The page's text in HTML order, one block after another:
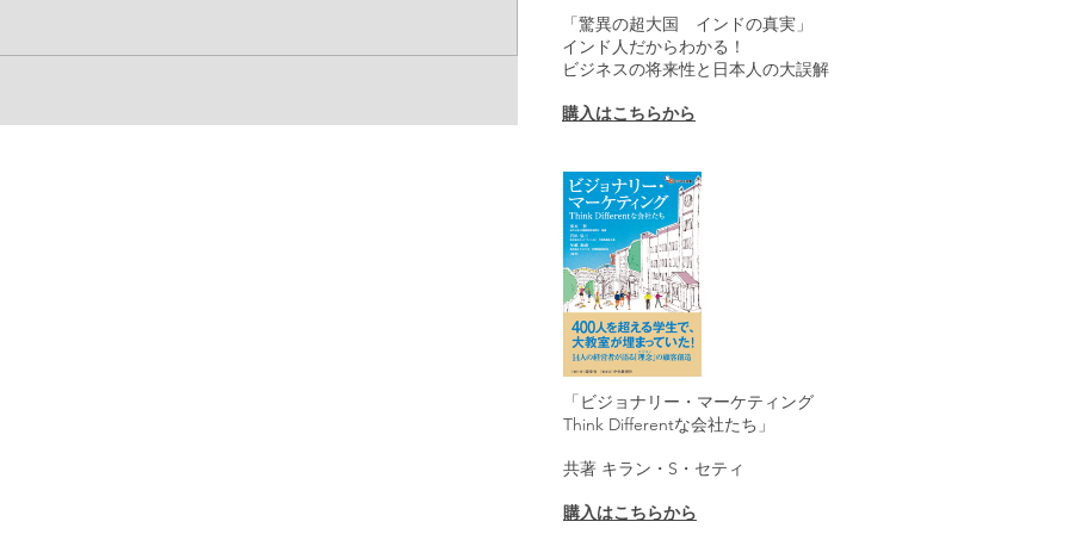
「驚異の超大国 インドの真実」
インド人だからわかる！
ビジネスの将来性と日本人の大誤解
購入はこちらから
「ビジョナリー・マーケティング
Think Differentな会社たち」
共著 キラン・S・セティ
購入はこちらから